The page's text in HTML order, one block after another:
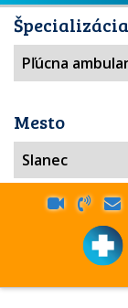
Špecializácia
Mesto